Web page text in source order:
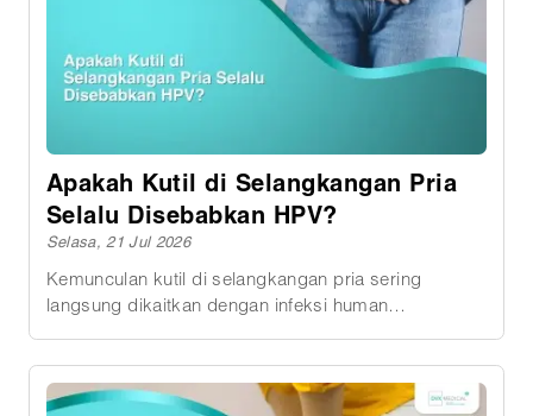
Folikulitis, skin tag, molluscum contagiosum, iritasi
setelah mencukur, dan beberapa gangguan kulit lain
juga bisa menimbulkan benjolan yang sekilas
tampak serupa. Karena itu, pemeriksaan dokter
seseorang menyimpulkan bahwa dirinya mengalami
HPV.
Apakah Kutil di Selangkangan Pria
Selalu Disebabkan HPV?
Selasa, 21 Jul 2026
Kemunculan kutil di selangkangan pria sering
langsung dikaitkan dengan infeksi human
penyebab utama kutil kelamin. Namun, tidak setiap
benjolan atau pertumbuhan kulit di selangkangan